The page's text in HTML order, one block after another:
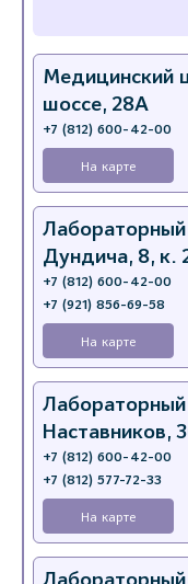
Медицинский
шоссе, 28А
+7 (812) 600-42-00
На карте
Дундича, 8, к.
+7 (812) 600-42-00
+7 (921) 856-69-58
На карте
Наставников,
+7 (812) 600-42-00
+7 (812) 577-72-33
На карте